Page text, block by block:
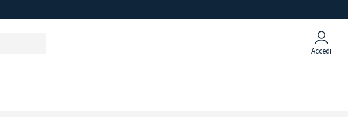
Accedi